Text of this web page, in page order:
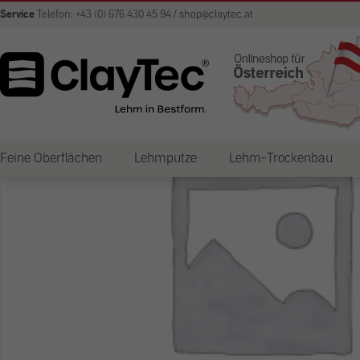
Service Telefon: +43 (0) 676 430 45 94 / shop@claytec.at
Feine Oberflächen Lehmputze Lehm-Trockenbau